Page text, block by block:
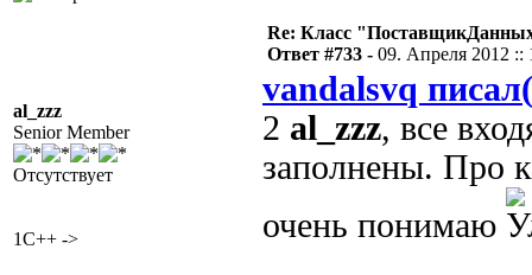
al_zzz
Senior Member
Отсутствует
1C++ ->
Re: Класс
Ответ #733 - 09. Апреля 2012 ::
vandalsvq
2 al_zzz, все
заполнены. Про
очень понимаю